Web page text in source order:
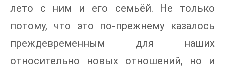
лето с ним и его семьёй. Не только
потому, что это по-прежнему казалось
преждевременным для наших
относительно новых отношений, но и